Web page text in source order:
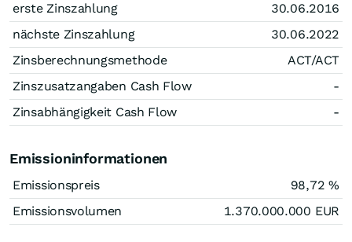
erste Zinszahlung
30.06.2016
nächste Zinszahlung
30.06.2022
Zinsberechnungsmethode
ACT/ACT
Zinszusatzangaben Cash Flow
-
Zinsabhängigkeit Cash Flow
-
Emissioninformationen
Emissionspreis 98,72 %
Emissionsvolumen
1.370.000.000 EUR